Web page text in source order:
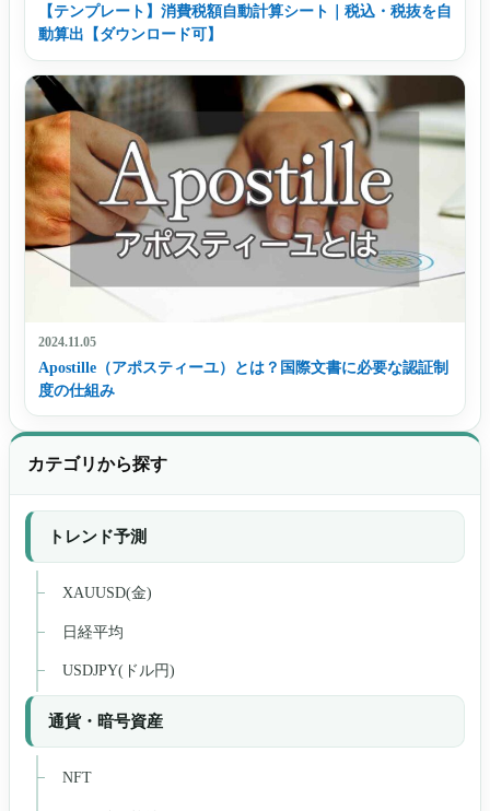
【テンプレート】消費税額自動計算シート｜税込・税抜を自
動算出【ダウンロード可】
2024.11.05
Apostille（アポスティーユ）とは？国際文書に必要な認証制
度の仕組み
カテゴリから探す
トレンド予測
XAUUSD(金)
日経平均
USDJPY(ドル円)
通貨・暗号資産
NFT